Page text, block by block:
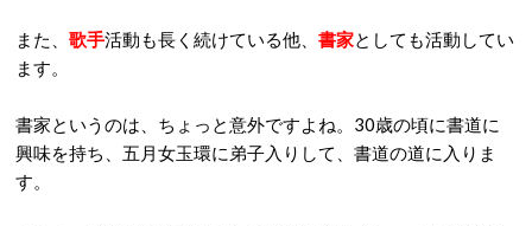
また、 歌手活動も長く続けている他、 書家としても活動してい
ます。
書家というのは、ちょっと意外ですよね。30歳の頃に書道に
興味を持ち、五月女玉環に弟子入りして、書道の道に入りま
す。